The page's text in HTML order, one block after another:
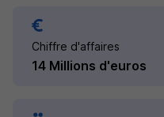
Chiffre d'affaires
14 Millions d'euros